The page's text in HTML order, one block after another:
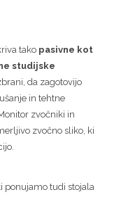
tako pasivne kot
studijske
da zagotovijo
in tehtne
zvočniki in
zvočno sliko, ki
ponujamo tudi stojala